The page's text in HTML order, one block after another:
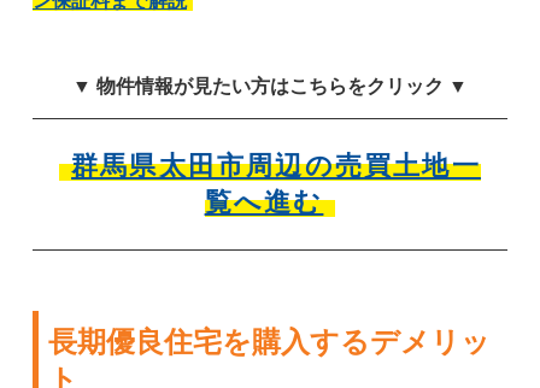
▼ 物件情報が見たい方はこちらをクリック ▼
群馬県太田市周辺の売買土地一
覧へ進む
長期優良住宅を購入するデメリッ
ト